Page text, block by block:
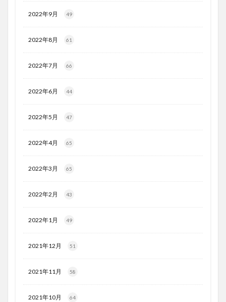
2022年9月 49
2022年8月 61
2022年7月 66
2022年6月 44
2022年5月 47
2022年4月 65
2022年3月 65
2022年2月 43
2022年1月 49
2021年12月 51
2021年11月 58
2021年10月 64